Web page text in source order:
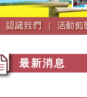
認識我們 |
活動
最新消息